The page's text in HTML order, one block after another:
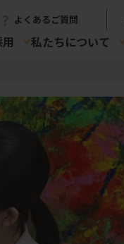
よくあるご質問
私たちについて